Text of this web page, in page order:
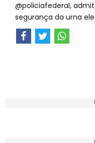
@policiafederal,
segurança da urna